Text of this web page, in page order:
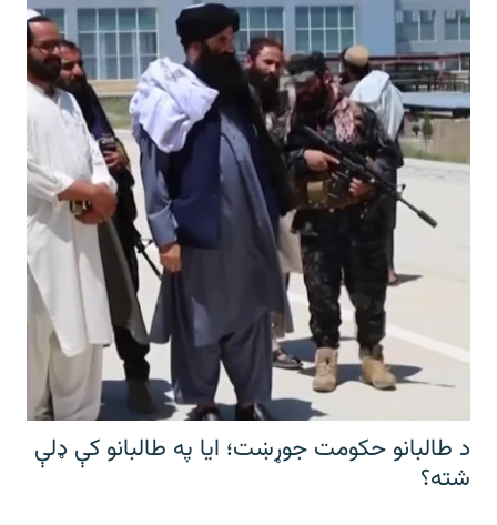
د طالبانو حکومت جوړښت؛ ایا په طالبانو کې ډلې
شته؟